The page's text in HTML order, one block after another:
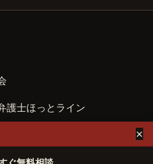
護士ほっとライン
法務事務所
シー お問い合わせ
×